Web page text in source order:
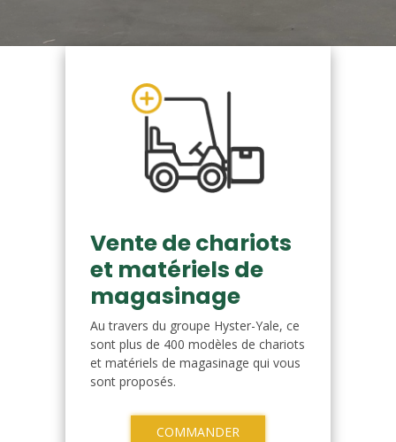
Vente de chariots
et matériels de
magasinage
Au travers du groupe Hyster-Yale, ce
sont plus de 400 modèles de chariots
et matériels de magasinage qui vous
sont proposés.
COMMANDER